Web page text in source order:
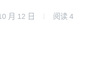
月 12 日 阅读 4